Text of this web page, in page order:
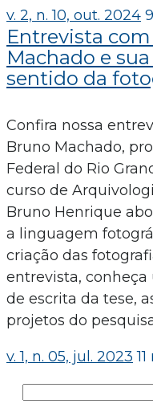
v. 2, n. 10, out. 2024
Entrevista
Machado e
sentido da
Confira nossa
Bruno Machado,
Federal do Rio
curso de
Bruno Henrique
a linguagem
criação das
entrevista, conheça
de escrita da tese,
projetos do
v. 1, n. 05, jul. 2023